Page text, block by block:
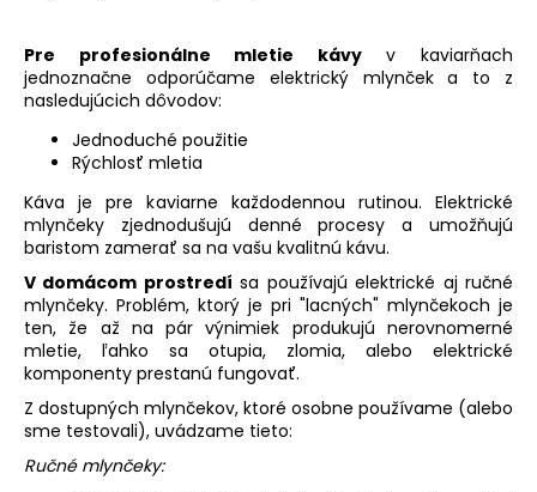
Pre profesionálne mletie kávyv kaviarňach
jednoznačne odporúčame elektrický mlynček a to z
nasledujúcich dôvodov:
Jednoduché použitie
Rýchlosť mletia
Káva je pre kaviarne každodennou rutinou. Elektrické
mlynčeky zjednodušujú denné procesy a umožňujú
baristom zamerať sa na vašu kvalitnú kávu.
V domácom prostredí sa používajú elektrické aj ručné
mlynčeky. Problém, ktorý je pri "lacných" mlynčekoch je
ten, že až na pár výnimiek produkujú nerovnomerné
mletie, ľahko sa otupia, zlomia, alebo elektrické
komponenty prestanú fungovať.
Z dostupných mlynčekov, ktoré osobne používame (alebo
sme testovali), uvádzame tieto:
Ručné mlynčeky: